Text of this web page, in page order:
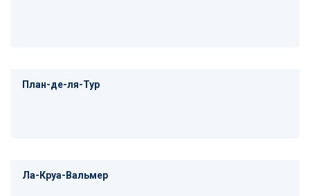
План-де-ля-Тур
Ла-Круа-Вальмер